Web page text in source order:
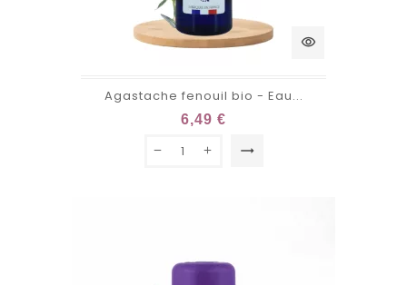
visibility
Agastache fenouil bio - Eau...
6,49 €
trending_flat